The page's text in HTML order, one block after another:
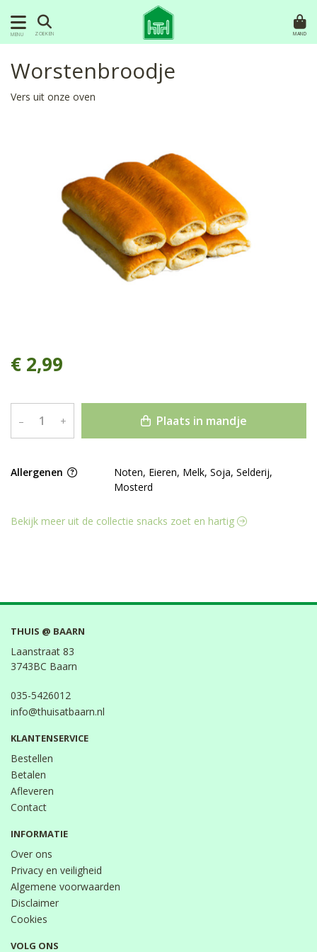
MENU ZOEKEN MAND
Worstenbroodje
Vers uit onze oven
€ 2,99
– + Plaats in mandje
Allergenen
Noten, Eieren, Melk, Soja, Selderij,
Mosterd
Bekijk meer uit de collectie snacks zoet en hartig
THUIS @ BAARN
Laanstraat 83
3743BC Baarn
035-5426012
info@thuisatbaarn.nl
KLANTENSERVICE
Bestellen
Betalen
Afleveren
Contact
INFORMATIE
Over ons
Privacy en veiligheid
Algemene voorwaarden
Disclaimer
Cookies
VOLG ONS